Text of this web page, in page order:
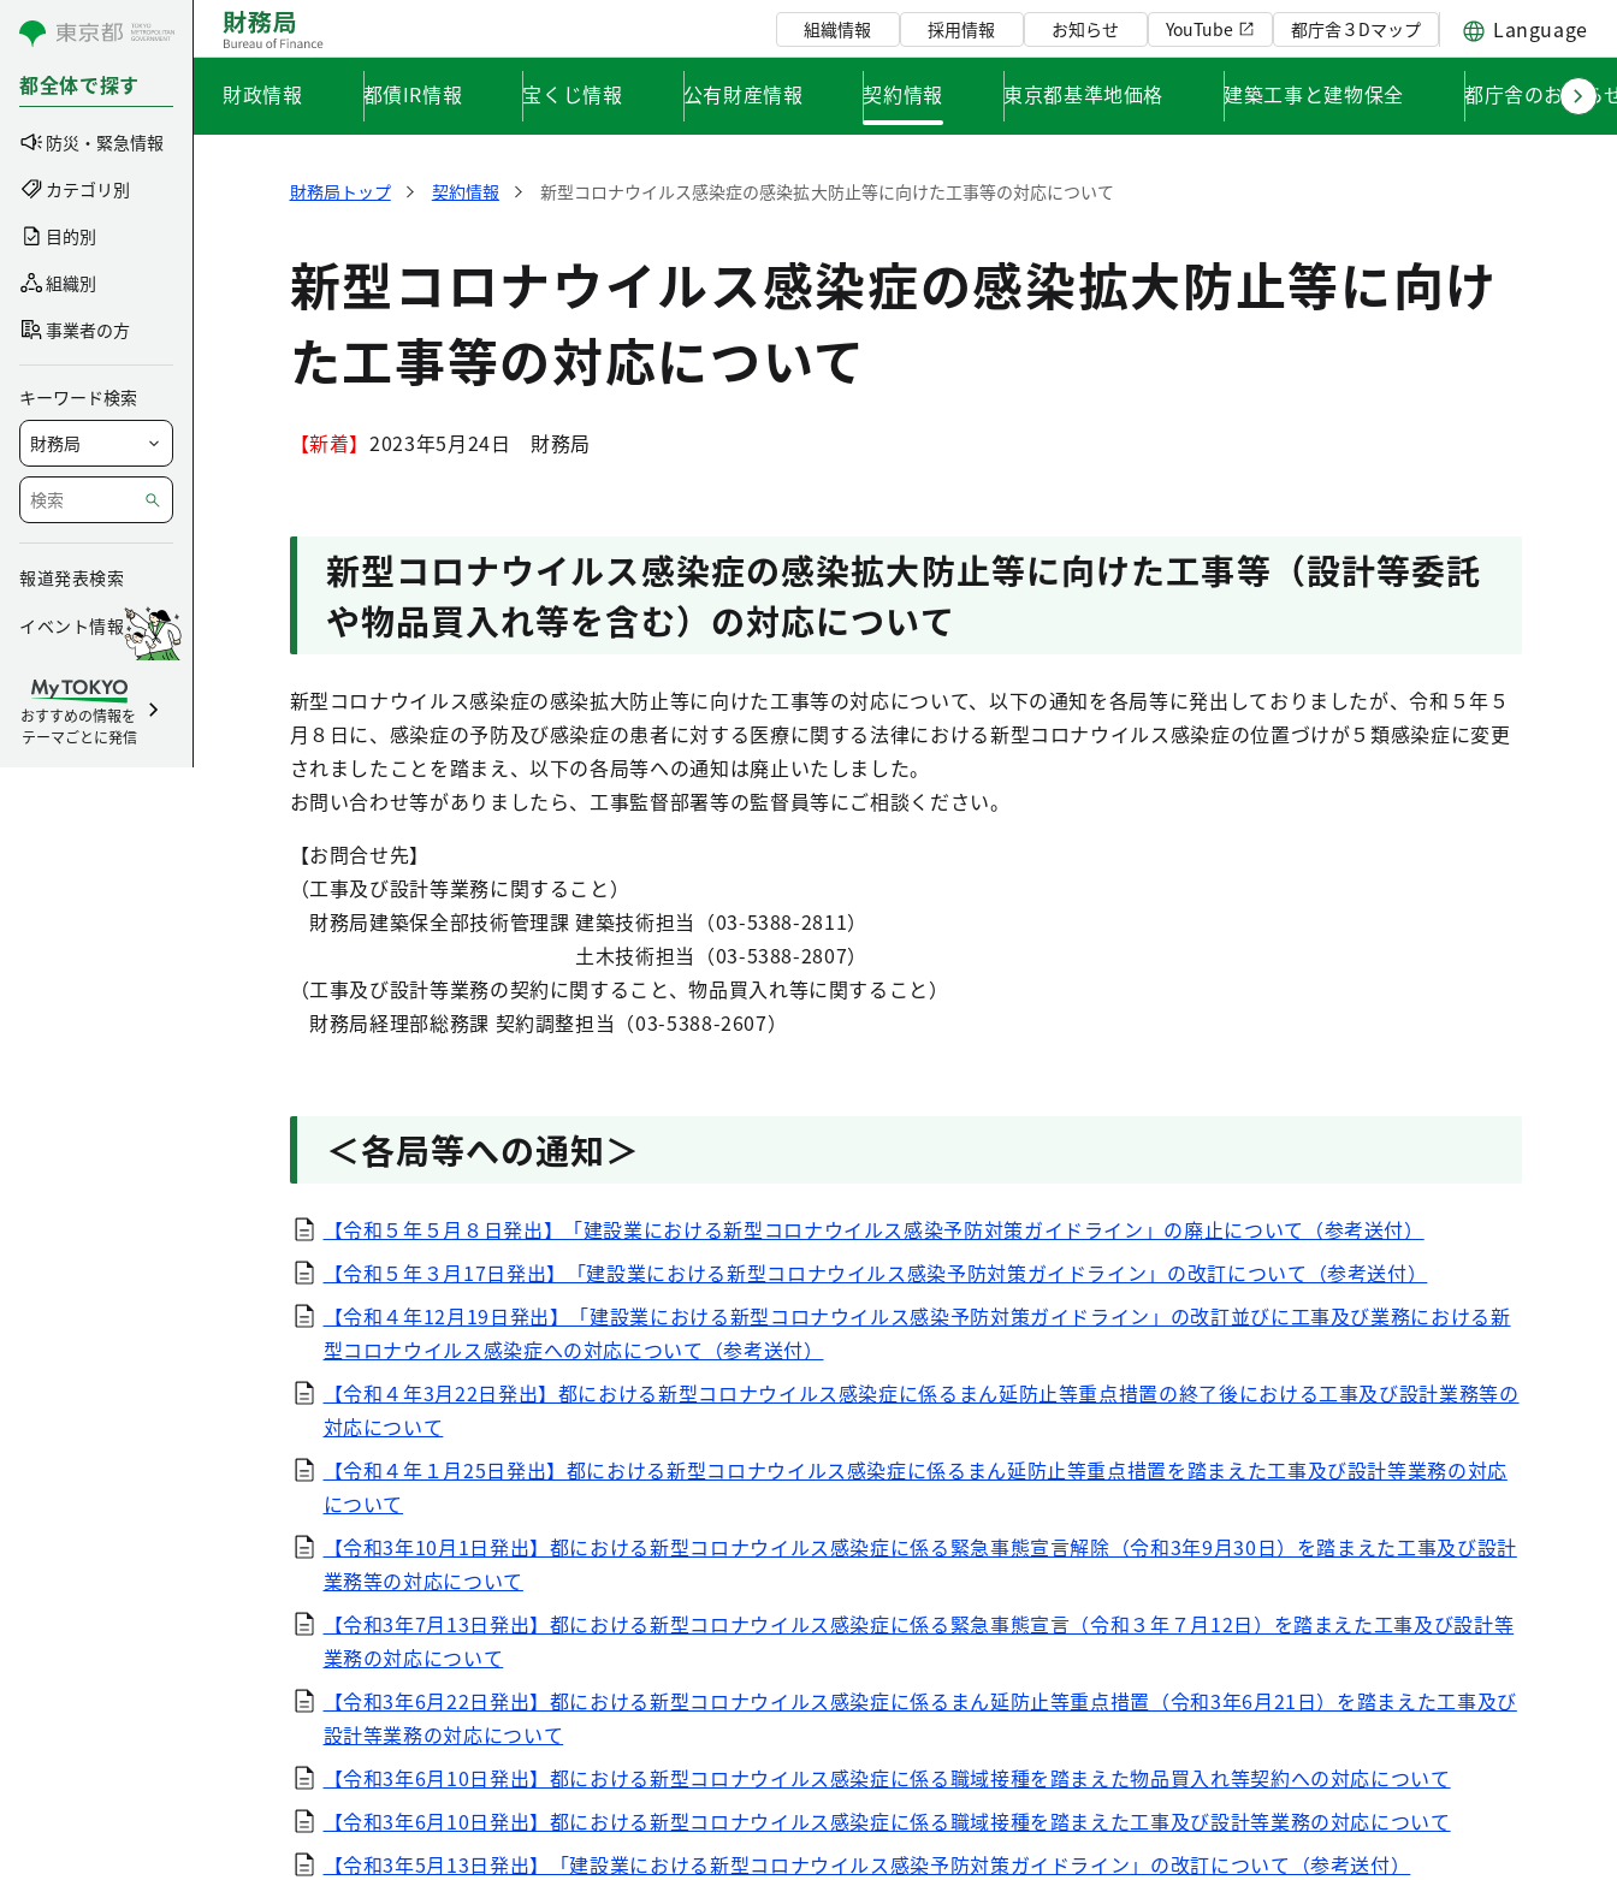
コンテンツにスキップ
都全体で探す
防災・緊急情報
カテゴリ別
目的別
組織別
事業者の方
キーワード検索
報道発表検索
イベント情報
おすすめの情報を
テーマごとに発信
組織情報 採用情報 お知らせ YouTube 都庁舎３Dマップ Language
財政情報 都債IR情報 宝くじ情報 公有財産情報 契約情報 東京都基準地価格 建築工事と建物保全 都庁舎のお知ら
財務局トップ 契約情報 新型コロナウイルス感染症の感染拡大防止等に向けた工事等の対応について
新型コロナウイルス感染症の感染拡大防止等に向け
た工事等の対応について
【新着】2023年5月24日 財務局
新型コロナウイルス感染症の感染拡大防止等に向けた工事等（設計等委託
や物品買入れ等を含む）の対応について
新型コロナウイルス感染症の感染拡大防止等に向けた工事等の対応について、以下の通知を各局等に発出しておりましたが、令和５年５
月８日に、感染症の予防及び感染症の患者に対する医療に関する法律における新型コロナウイルス感染症の位置づけが５類感染症に変更
されましたことを踏まえ、以下の各局等への通知は廃止いたしました。
お問い合わせ等がありましたら、工事監督部署等の監督員等にご相談ください。
【お問合せ先】
（工事及び設計等業務に関すること）
財務局建築保全部技術管理課 建築技術担当（03-5388-2811）
土木技術担当（03-5388-2807）
（工事及び設計等業務の契約に関すること、物品買入れ等に関すること）
財務局経理部総務課 契約調整担当（03-5388-2607）
＜各局等への通知＞
【令和５年５月８日発出】「建設業における新型コロナウイルス感染予防対策ガイドライン」の廃止について（参考送付）
【令和５年３月17日発出】「建設業における新型コロナウイルス感染予防対策ガイドライン」の改訂について（参考送付）
【令和４年12月19日発出】「建設業における新型コロナウイルス感染予防対策ガイドライン」の改訂並びに工事及び業務における新
型コロナウイルス感染症への対応について（参考送付）
【令和４年3月22日発出】都における新型コロナウイルス感染症に係るまん延防止等重点措置の終了後における工事及び設計業務等の
対応について
【令和４年１月25日発出】都における新型コロナウイルス感染症に係るまん延防止等重点措置を踏まえた工事及び設計等業務の対応
について
【令和3年10月1日発出】都における新型コロナウイルス感染症に係る緊急事態宣言解除（令和3年9月30日）を踏まえた工事及び設計
業務等の対応について
【令和3年7月13日発出】都における新型コロナウイルス感染症に係る緊急事態宣言（令和３年７月12日）を踏まえた工事及び設計等
業務の対応について
【令和3年6月22日発出】都における新型コロナウイルス感染症に係るまん延防止等重点措置（令和3年6月21日）を踏まえた工事及び
設計等業務の対応について
【令和3年6月10日発出】都における新型コロナウイルス感染症に係る職域接種を踏まえた物品買入れ等契約への対応について
【令和3年6月10日発出】都における新型コロナウイルス感染症に係る職域接種を踏まえた工事及び設計等業務の対応について
【令和3年5月13日発出】「建設業における新型コロナウイルス感染予防対策ガイドライン」の改訂について（参考送付）